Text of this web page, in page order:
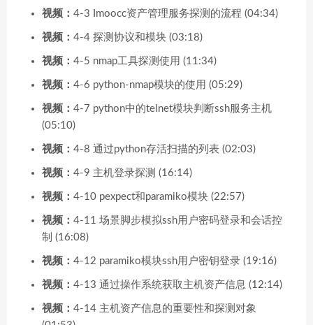
视频： 4-3 Imoocc资产管理服务探测的流程 (04:34)
视频： 4-4 探测协议和模块 (03:18)
视频： 4-5 nmap工具探测使用 (11:34)
视频： 4-6 python-nmap模块的使用 (05:29)
视频： 4-7 python中的telnet模块判断ssh服务主机
(05:10)
视频： 4-8 通过python存活扫描的列表 (02:03)
视频： 4-9 主机登录探测 (16:14)
视频： 4-10 pexpect和paramiko模块 (22:57)
视频： 4-11 场景脚步模拟ssh用户密码登录和会话控
制 (16:08)
视频： 4-12 paramiko模块ssh用户密钥登录 (19:16)
视频： 4-13 通过操作系统获取主机资产信息 (12:14)
视频： 4-14 主机资产信息的重要性和探测对象